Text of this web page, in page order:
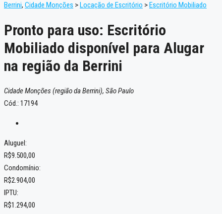
Berrini, Cidade Monções >Locação de Escritório >Escritório Mobiliado
Pronto para uso: Escritório
Mobiliado disponível para Alugar
na região da Berrini
Cidade Monções (região da Berrini), São Paulo
Cód.: 17194
Aluguel:
R$9.500,00
Condomínio:
R$2.904,00
IPTU:
R$1.294,00